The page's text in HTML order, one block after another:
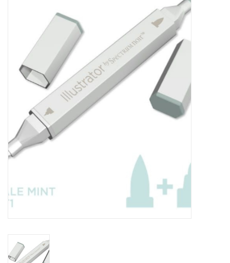
WORKSHOPS
SPECIALS
TOOLS